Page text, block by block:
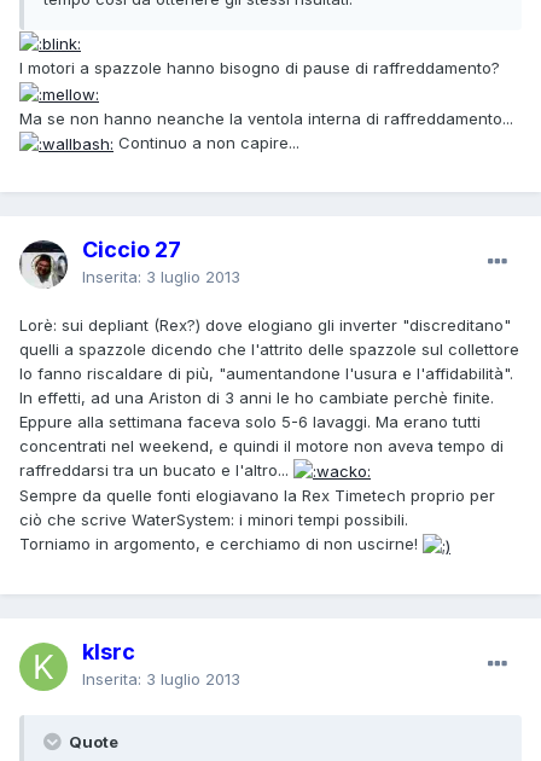
I motori a spazzole hanno bisogno di pause di raffreddamento?
Ma se non hanno neanche la ventola interna di raffreddamento...
Continuo a non capire...
Ciccio 27
Inserita: 3 luglio 2013
Lorè: sui depliant (Rex?) dove elogiano gli inverter "discreditano"
quelli a spazzole dicendo che l'attrito delle spazzole sul collettore
lo fanno riscaldare di più, "aumentandone l'usura e l'affidabilità".
In effetti, ad una Ariston di 3 anni le ho cambiate perchè finite.
Eppure alla settimana faceva solo 5-6 lavaggi. Ma erano tutti
concentrati nel weekend, e quindi il motore non aveva tempo di
raffreddarsi tra un bucato e l'altro...
Sempre da quelle fonti elogiavano la Rex Timetech proprio per
ciò che scrive WaterSystem: i minori tempi possibili.
Torniamo in argomento, e cerchiamo di non uscirne!
klsrc
Inserita: 3 luglio 2013
Quote